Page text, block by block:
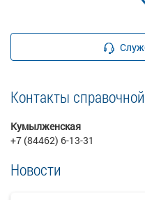
Контакты справочной
Кумылженская
+7 (84462) 6-13-31
Новости